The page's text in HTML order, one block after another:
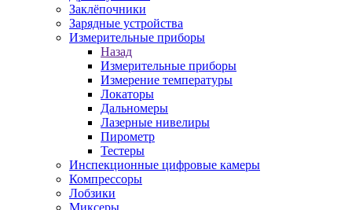
Заклёпочники
Зарядные устройства
Измерительные приборы
Назад
Измерительные приборы
Измерение температуры
Локаторы
Дальномеры
Лазерные нивелиры
Пирометр
Тестеры
Инспекционные цифровые камеры
Компрессоры
Лобзики
Миксеры